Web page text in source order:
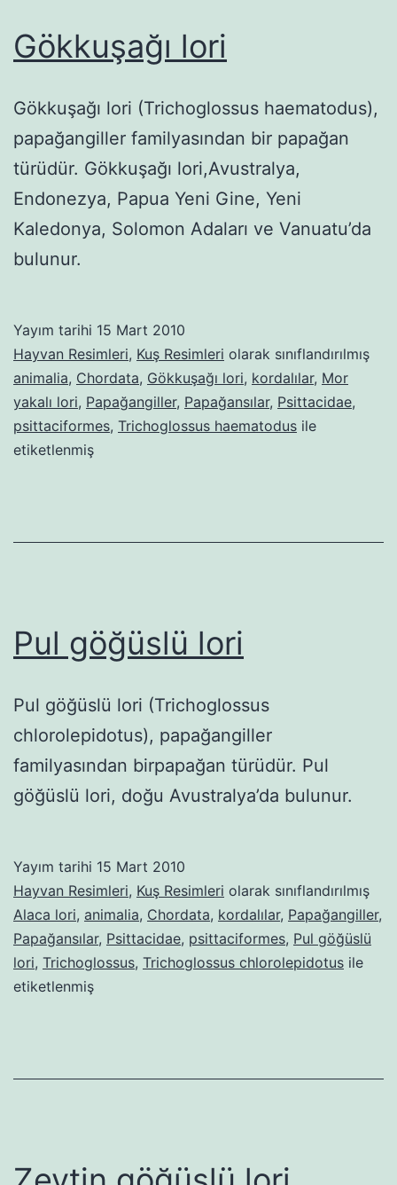
Gökkuşağı lori
Gökkuşağı lori (Trichoglossus haematodus),
papağangiller familyasından bir papağan
türüdür. Gökkuşağı lori,Avustralya,
Endonezya, Papua Yeni Gine, Yeni
Kaledonya, Solomon Adaları ve Vanuatu’da
bulunur.
Yayım tarihi 15 Mart 2010
Hayvan Resimleri, Kuş Resimleri olarak sınıflandırılmış
animalia, Chordata, Gökkuşağı lori, kordalılar, Mor
yakalı lori, Papağangiller, Papağansılar, Psittacidae,
psittaciformes, Trichoglossus haematodus ile
etiketlenmiş
Pul göğüslü lori
Pul göğüslü lori (Trichoglossus
chlorolepidotus), papağangiller
familyasından birpapağan türüdür. Pul
göğüslü lori, doğu Avustralya’da bulunur.
Yayım tarihi 15 Mart 2010
Hayvan Resimleri, Kuş Resimleri olarak sınıflandırılmış
Alaca lori, animalia, Chordata, kordalılar, Papağangiller,
Papağansılar, Psittacidae, psittaciformes, Pul göğüslü
lori, Trichoglossus, Trichoglossus chlorolepidotus ile
etiketlenmiş